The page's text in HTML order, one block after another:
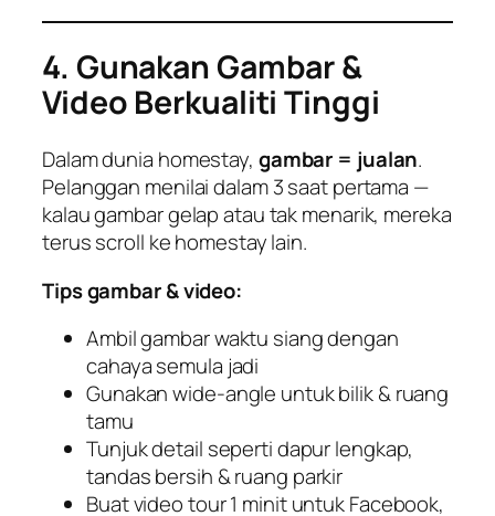
4. Gunakan Gambar &
Video Berkualiti Tinggi
Dalam dunia homestay, gambar = jualan.
Pelanggan menilai dalam 3 saat pertama —
kalau gambar gelap atau tak menarik, mereka
terus scroll ke homestay lain.
Tips gambar & video:
Ambil gambar waktu siang dengan
cahaya semula jadi
Gunakan wide-angle untuk bilik & ruang
tamu
Tunjuk detail seperti dapur lengkap,
tandas bersih & ruang parkir
Buat video tour 1 minit untuk Facebook,